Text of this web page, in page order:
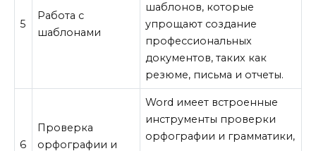
5
Работа с
шаблонами
шаблонов, которые
упрощают создание
профессиональных
документов, таких как
резюме, письма и отчеты.
6
Проверка
орфографии и
Word имеет встроенные
инструменты проверки
орфографии и грамматики,